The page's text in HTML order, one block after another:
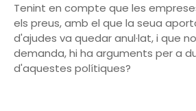
Tenint en compte que les
els preus, amb el que la seua
d'ajudes va quedar anul·lat, i que
demanda, hi ha arguments per a
d'aquestes polítiques?